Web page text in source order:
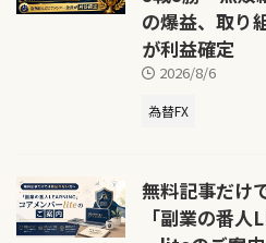
の爆益、取り
が利益確定
2026/8/6
為替FX
無料記事だけ
「副業の番